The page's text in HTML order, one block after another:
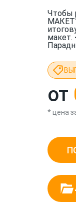
Чтобы
макет.
от
* цена